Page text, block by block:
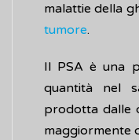
malattie della
tumore.
Il PSA è una
quantità nel
prodotta dalle
maggiormente